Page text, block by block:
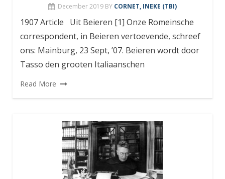
December 2019 BY CORNET, INEKE (TBI)
1907 Article Uit Beieren [1] Onze Romeinsche
correspondent, in Beieren vertoevende, schreef
ons: Mainburg, 23 Sept, ’07. Beieren wordt door
Tasso den grooten Italiaanschen
Read More